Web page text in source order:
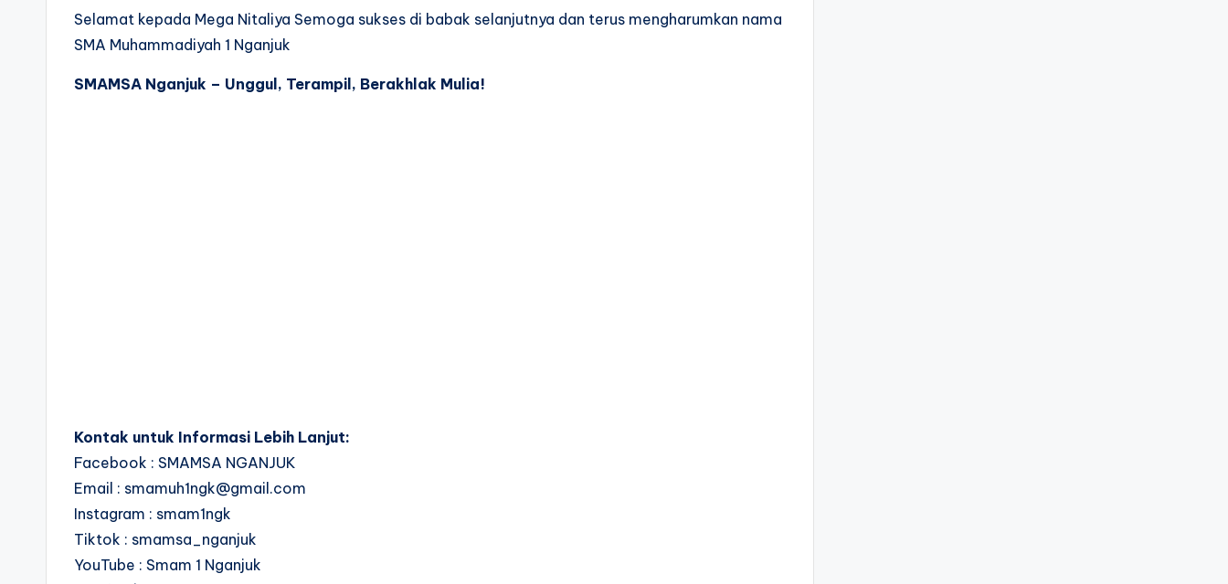
Selamat kepada Mega Nitaliya Semoga sukses di babak selanjutnya dan terus mengharumkan nama
SMA Muhammadiyah 1 Nganjuk
SMAMSA Nganjuk – Unggul, Terampil, Berakhlak Mulia!
Kontak untuk Informasi Lebih Lanjut:
Facebook : SMAMSA NGANJUK
Email : smamuh1ngk@gmail.com
Instagram : smam1ngk
Tiktok : smamsa_nganjuk
YouTube : Smam 1 Nganjuk